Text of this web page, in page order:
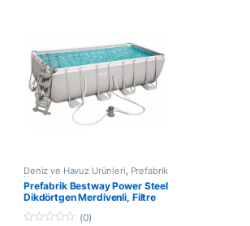
Deniz ve Havuz Ürünleri, Prefabrik
Havuzlar
Prefabrik Bestway Power Steel
Dikdörtgen Merdivenli, Filtre
Pompalı Aile Havuz Set
404x201x100
(0)